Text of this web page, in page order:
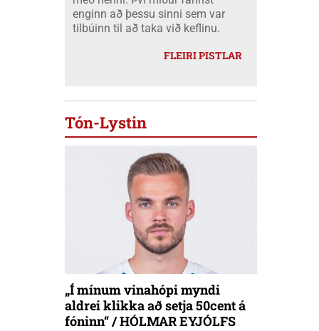
enginn að þessu sinni sem var
tilbúinn til að taka við keflinu.
FLEIRI PISTLAR
Tón-Lystin
„Í mínum vinahópi myndi
aldrei klikka að setja 50cent á
fóninn“ / HÓLMAR EYJÓLFS